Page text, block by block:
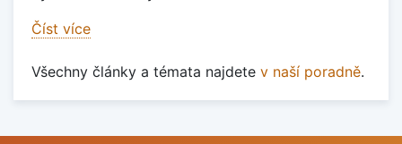
Číst více
Všechny články a témata najdete v naší poradně.